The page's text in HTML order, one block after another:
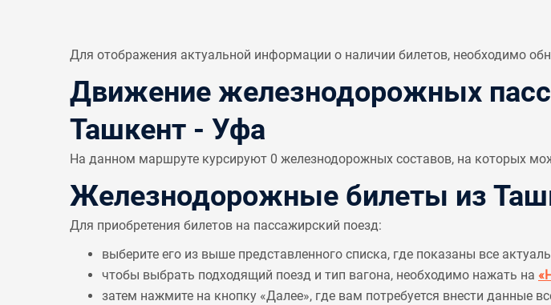
Для отображения актуальной информации о наличии билетов, необходимо
Движение железнодорожных
Ташкент - Уфа
На данном маршруте курсируют 0 железнодорожных составов, на которых
Железнодорожные билеты из
Для приобретения билетов на пассажирский поезд:
выберите его из выше представленного списка, где показаны все
чтобы выбрать подходящий поезд и тип вагона, необходимо нажать на
затем нажмите на кнопку «Далее», где вам потребуется внести данные